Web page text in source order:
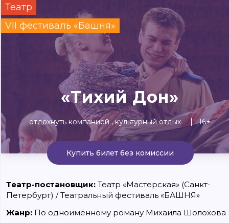
#билеты без комиссии
Сегодня Завтра
Событиям
Все материалы Концерты Театр Детям
Театр
VII фестиваль «Башня»
«Тихий Дон»
отдохнуть компанией культурный отдых 16+
Купить билет без комиссии
Театр-постановщик: Театр «Мастерская» (Санкт-
Петербург) / Театральный фестиваль «БАШНЯ»
Жанр: По одноимённому роману Михаила Шолохова